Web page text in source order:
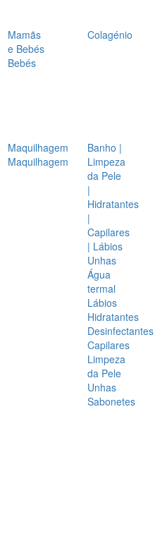
Mamãs
e Bebés
Bebés
Colagénio
Maquilhagem
Maquilhagem
Banho |
Limpeza
da Pele
|
Hidratantes
|
Capilares
| Lábios
Unhas
Água
termal
Lábios
Hidratantes
Desinfectantes
Capilares
Limpeza
da Pele
Unhas
Sabonetes